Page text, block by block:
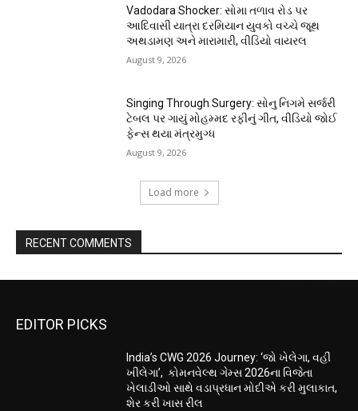
Vadodara Shocker: સોમા તળાવ રોડ પર
આદિવાસી યાત્રા દરમિયાન યુવકો વચ્ચે જૂથ
અથડામણ અને મારામારી, વીડિયો વાયરલ
August 9, 2026
Singing Through Surgery: સોનુ નિગમે સર્જરી
ટેબલ પર ગાયું મોહમ્મદ રફીનું ગીત, વીડિયો જોઈ
ફેન્સ થયા મંત્રમુગ્ધ
August 9, 2026
Load more
RECENT COMMENTS
EDITOR PICKS
India’s CWG 2026 Journey: ‘જો ખેલેગા, વહીં
ખીલેગા’, કોમનવેલ્થ ગેમ્સ 2026ના વિજેતા
ખેલાડીઓ સાથે વડાપ્રધાન મોદીએ કરી મુલાકાત,
શેર કરી ખાસ રીલ